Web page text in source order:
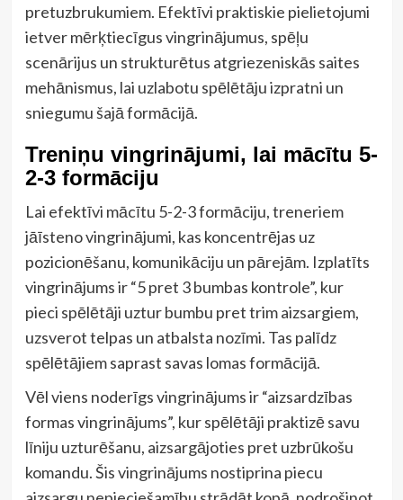
pretuzbrukumiem. Efektīvi praktiskie pielietojumi
ietver mērķtiecīgus vingrinājumus, spēļu
scenārijus un strukturētus atgriezeniskās saites
mehānismus, lai uzlabotu spēlētāju izpratni un
sniegumu šajā formācijā.
Treniņu vingrinājumi, lai mācītu 5-
2-3 formāciju
Lai efektīvi mācītu 5-2-3 formāciju, treneriem
jāīsteno vingrinājumi, kas koncentrējas uz
pozicionēšanu, komunikāciju un pārejām. Izplatīts
vingrinājums ir “5 pret 3 bumbas kontrole”, kur
pieci spēlētāji uztur bumbu pret trim aizsargiem,
uzsverot telpas un atbalsta nozīmi. Tas palīdz
spēlētājiem saprast savas lomas formācijā.
Vēl viens noderīgs vingrinājums ir “aizsardzības
formas vingrinājums”, kur spēlētāji praktizē savu
līniju uzturēšanu, aizsargājoties pret uzbrūkošu
komandu. Šis vingrinājums nostiprina piecu